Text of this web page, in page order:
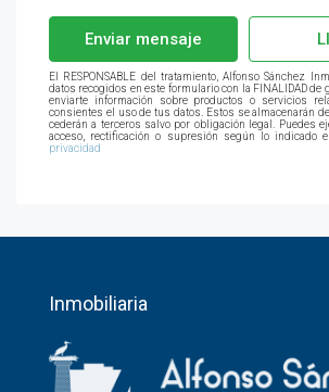
Enviar mensaje
El RESPONSABLE del tratamiento, Alfonso Sánchez
datos recogidos en este formulario con la FINALIDAD
enviarte información sobre productos o servicios
consientes el uso de tus datos. Estos se almacenarán
cederán a terceros salvo por obligación legal. Puedes
acceso, rectificación o supresión según lo indicado
privacidad
Inmobiliaria